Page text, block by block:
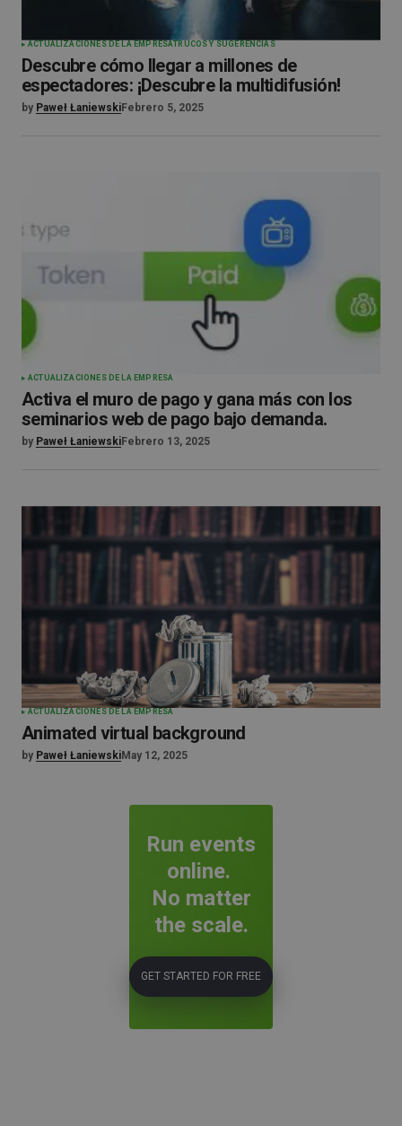
ACTUALIZACIONES DE LA EMPRESATRUCOS Y SUGERENCIAS
Descubre cómo llegar a millones de
espectadores: ¡Descubre la multidifusión!
by Paweł ŁaniewskiFebrero 5, 2025
ACTUALIZACIONES DE LA EMPRESA
Activa el muro de pago y gana más con los
seminarios web de pago bajo demanda.
by Paweł ŁaniewskiFebrero 13, 2025
ACTUALIZACIONES DE LA EMPRESA
Animated virtual background
by Paweł ŁaniewskiMay 12, 2025
Run events
online.
No matter
the scale.
GET STARTED FOR FREE